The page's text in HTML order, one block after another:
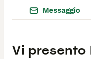
Vi presento
Messaggio